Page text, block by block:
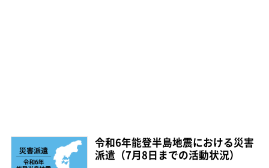
令和6年能登半島地震における災害
派遣（7月8日までの活動状況）